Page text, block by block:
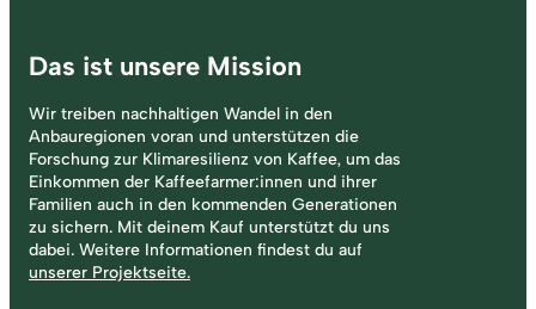
Das ist unsere Mission
Wir treiben nachhaltigen Wandel in den
Anbauregionen voran und unterstützen die
Forschung zur Klimaresilienz von Kaffee, um das
Einkommen der Kaffeefarmer:innen und ihrer
Familien auch in den kommenden Generationen
zu sichern. Mit deinem Kauf unterstützt du uns
dabei. Weitere Informationen findest du auf
unserer Projektseite.